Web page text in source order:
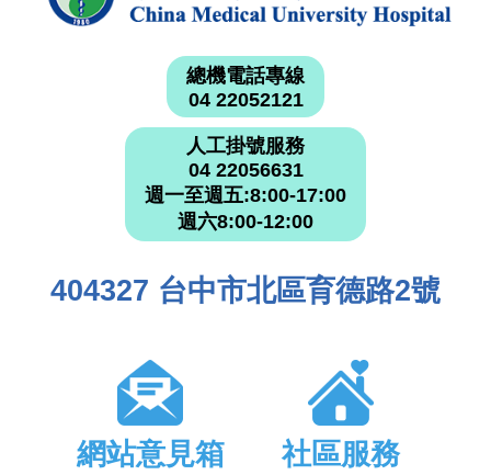
總機電話專線
04 22052121
人工掛號服務
04 22056631
週一至週五:8:00-17:00
週六8:00-12:00
404327 台中市北區育德路2號
網站意見箱 社區服務